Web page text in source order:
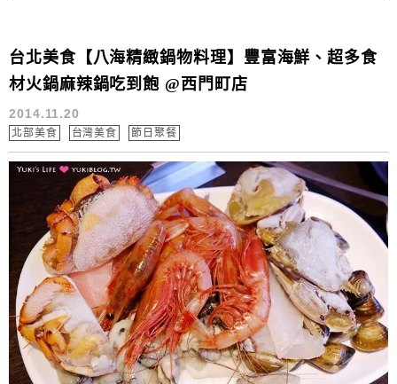
台北美食【八海精緻鍋物料理】豐富海鮮、超多食
材火鍋麻辣鍋吃到飽 @西門町店
2014.11.20
北部美食 台灣美食 節日聚餐